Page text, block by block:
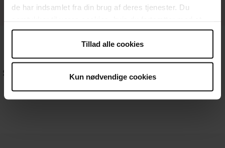
de har indsamlet fra din brug af deres tjenester. Du
anvende vores hjemmeside.
Tillad alle cookies
Kun nødvendige cookies
Se hele holdet i klub 10,
Til næste personlighed